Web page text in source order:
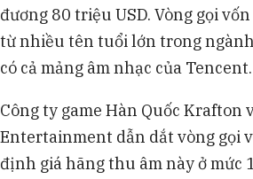
đương 80 triệu USD. Vòng gọi
từ nhiều tên tuổi lớn trong
có cả mảng âm nhạc của Tencent.
Công ty game Hàn Quốc Krafton
Entertainment dẫn dắt vòng gọi
định giá hãng thu âm này ở mức